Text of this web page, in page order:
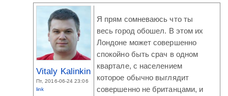
Vitaly Kalinkin
Пт, 2016-06-24 23:06
link
Я прям сомневаюсь что ты
весь город обошел. В этом их
Лондоне может совершенно
спокойно быть срач в одном
квартале, с населением
которое обычно выглядит
совершенно не британцами, и